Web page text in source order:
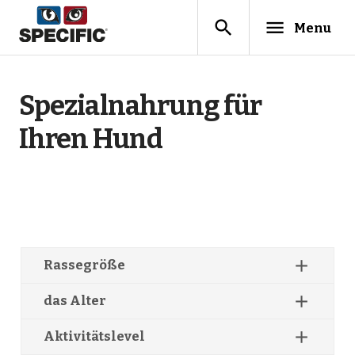
search menu Menu
Spezialnahrung für
Ihren Hund
Rassegröße add
Alle
Riesenrasse (über 45 kg Erwachsenengewicht)
das Alter add
Alle
Aktivitätslevel add